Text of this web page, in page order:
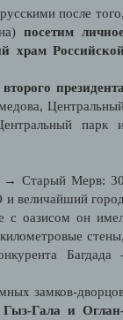
после
посетим
храм
парк
Старый Мерв:
величайший
с оазисом он
Багдада
замков-
Гыз-Гала и